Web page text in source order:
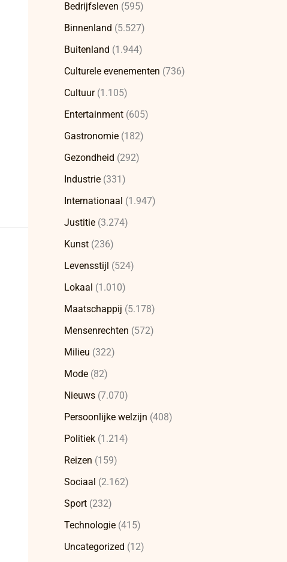
Bedrijfsleven (595)
Binnenland (5.527)
Buitenland (1.944)
Culturele evenementen (736)
Cultuur(1.105)
Entertainment (605)
Gastronomie (182)
Gezondheid (292)
Industrie (331)
Internationaal (1.947)
Justitie (3.274)
Kunst (236)
Levensstijl (524)
Lokaal (1.010)
Maatschappij (5.178)
Mensenrechten (572)
Milieu (322)
Mode (82)
Nieuws (7.070)
Persoonlijke welzijn (408)
Politiek (1.214)
Reizen (159)
Sociaal (2.162)
Sport (232)
Technologie (415)
Uncategorized (12)